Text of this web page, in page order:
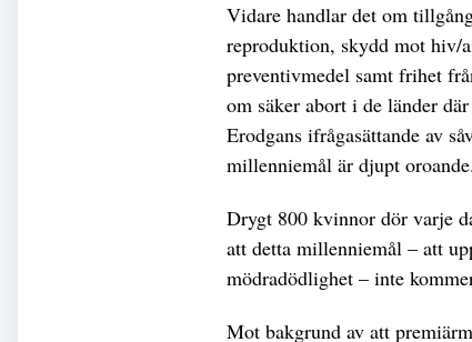
Vidare handlar det om
reproduktion, skydd mot hiv/
preventivmedel samt frihet
om säker abort i de länder
Erodgans ifrågasättande av
millenniemål är djupt oroande.
Drygt 800 kvinnor dör varje
att detta millenniemål – att
mödradödlighet – inte
Mot bakgrund av att